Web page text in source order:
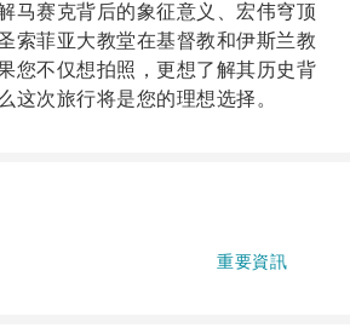
马赛克背后的象征意义、宏伟穹顶
索菲亚大教堂在基督教和伊斯兰教
您不仅想拍照，更想了解其历史背
这次旅行将是您的理想选择。
重要資訊